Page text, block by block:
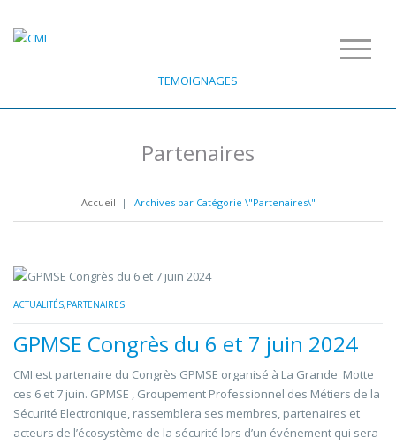
TEMOIGNAGES
Partenaires
Accueil | Archives par Catégorie \"Partenaires\"
ACTUALITÉS,PARTENAIRES
GPMSE Congrès du 6 et 7 juin 2024
CMI est partenaire du Congrès GPMSE organisé à La Grande Motte
ces 6 et 7 juin. GPMSE , Groupement Professionnel des Métiers de la
Sécurité Electronique, rassemblera ses membres, partenaires et
acteurs de l’écosystème de la sécurité lors d’un événement qui sera